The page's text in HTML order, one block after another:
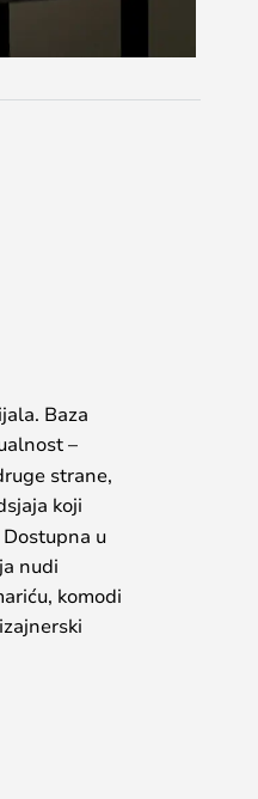
Baza
–
strane,
koji
u
nudi
komodi